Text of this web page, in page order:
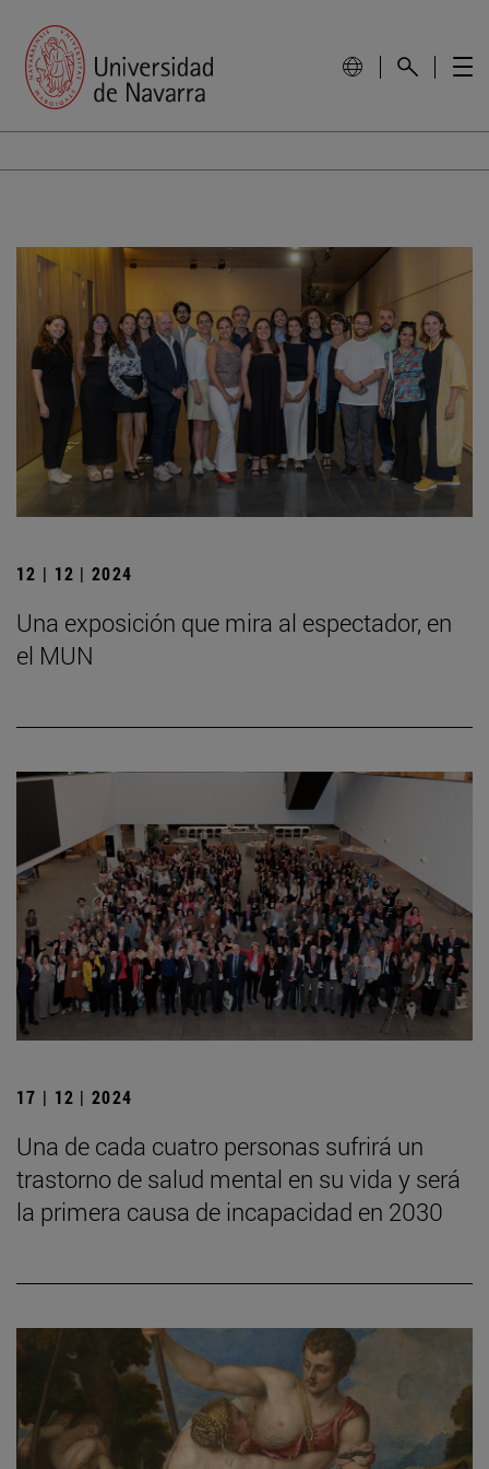
12 | 12 | 2024
Una exposición que mira al espectador, en
el MUN
17 | 12 | 2024
Una de cada cuatro personas sufrirá un
trastorno de salud mental en su vida y será
la primera causa de incapacidad en 2030